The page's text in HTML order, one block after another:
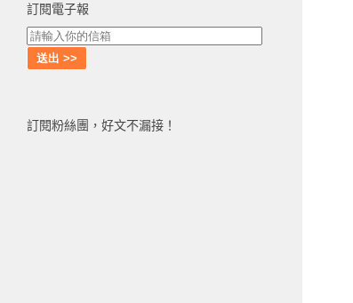
訂閱電子報
訂閱粉絲團，好文不漏接！